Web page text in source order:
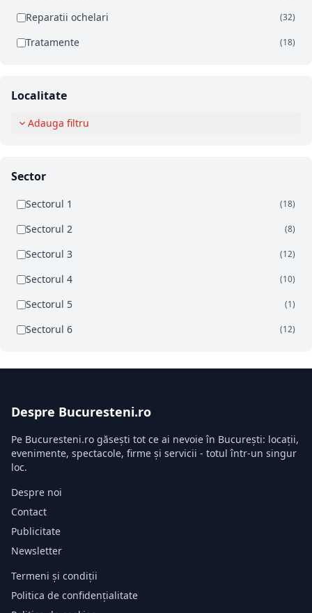
Reparatii ochelari (32)
Tratamente (18)
Localitate
Adauga filtru
Sector
Sectorul 1 (18)
Sectorul 2 (8)
Sectorul 3 (12)
Sectorul 4 (10)
Sectorul 5 (1)
Sectorul 6 (12)
Despre Bucuresteni.ro
Pe Bucuresteni.ro găsești tot ce ai nevoie în București: locații,
evenimente, spectacole, firme și servicii - totul într-un singur
loc.
Despre noi
Contact
Publicitate
Newsletter
Termeni și condiții
Politica de confidențialitate